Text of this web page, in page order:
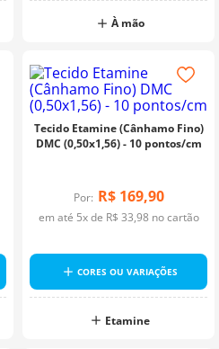
À mão
Tecido Etamine (Cânhamo Fino)
DMC (0,50x1,56) - 10 pontos/cm
Por: R$ 169,90
em até 5x de R$ 33,98no cartão
CORES OU VARIAÇÕES
Etamine